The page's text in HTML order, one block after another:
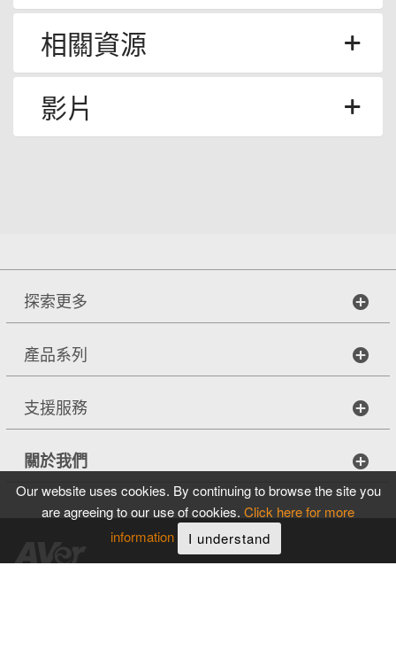
相關資源
影片
探索更多
產品系列
支援服務
關於我們
Our website uses cookies. By continuing to browse the site you
are agreeing to our use of cookies. Click here for more
information
I understand